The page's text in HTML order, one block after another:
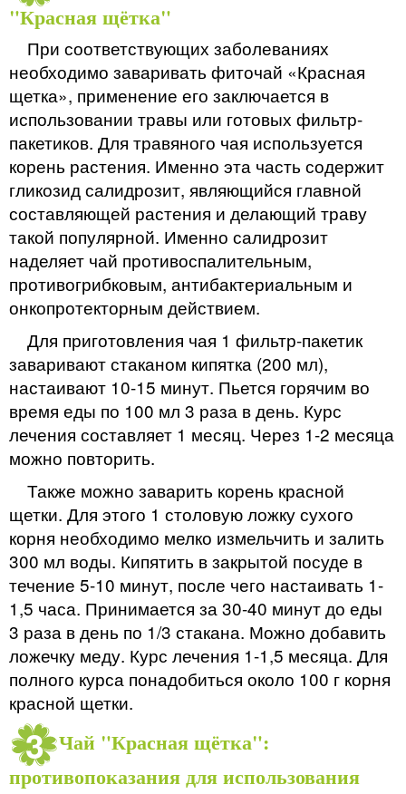
"Красная щётка"
При соответствующих заболеваниях
необходимо заваривать фиточай «Красная
щетка», применение его заключается в
использовании травы или готовых фильтр-
пакетиков. Для травяного чая используется
корень растения. Именно эта часть содержит
гликозид салидрозит, являющийся главной
составляющей растения и делающий траву
такой популярной. Именно салидрозит
наделяет чай противоспалительным,
противогрибковым, антибактериальным и
онкопротекторным действием.
Для приготовления чая 1 фильтр-пакетик
заваривают стаканом кипятка (200 мл),
настаивают 10-15 минут. Пьется горячим во
время еды по 100 мл 3 раза в день. Курс
лечения составляет 1 месяц. Через 1-2 месяца
можно повторить.
Также можно заварить корень красной
щетки. Для этого 1 столовую ложку сухого
корня необходимо мелко измельчить и залить
300 мл воды. Кипятить в закрытой посуде в
течение 5-10 минут, после чего настаивать 1-
1,5 часа. Принимается за 30-40 минут до еды
3 раза в день по 1/3 стакана. Можно добавить
ложечку меду. Курс лечения 1-1,5 месяца. Для
полного курса понадобиться около 100 г корня
красной щетки.
Чай "Красная щётка":
противопоказания для использования